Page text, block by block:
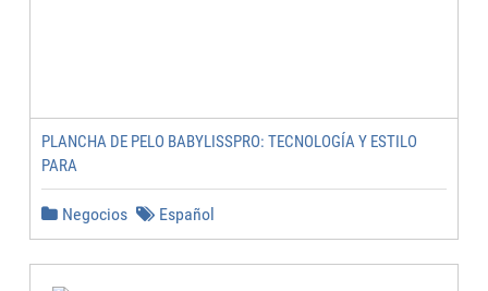
PLANCHA DE PELO BABYLISSPRO: TECNOLOGÍA Y ESTILO
PARA
Negocios Español